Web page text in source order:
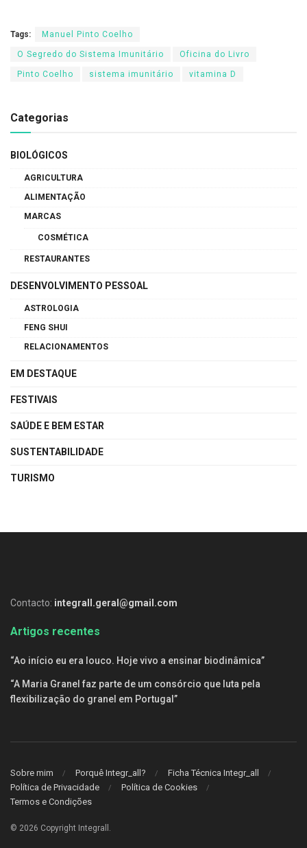
Tags: Manuel Pinto Coelho
O Segredo do Sistema Imunitário Oficina do Livro
Pinto Coelho sistema imunitário vitamina D
Categorias
BIOLÓGICOS
AGRICULTURA
ALIMENTAÇÃO
MARCAS
COSMÉTICA
RESTAURANTES
DESENVOLVIMENTO PESSOAL
ASTROLOGIA
FENG SHUI
RELACIONAMENTOS
EM DESTAQUE
FESTIVAIS
SAÚDE E BEM ESTAR
SUSTENTABILIDADE
TURISMO
Contacto: integrall.geral@gmail.com
Artigos recentes
“Ao início eu era louco. Hoje vivo a ensinar biodinâmica”
“A Maria Granel faz parte de um consórcio que luta pela
flexibilização do granel em Portugal”
Sobre mim Porquê Integr_all?
Ficha Técnica Integr_all
Política de Privacidade
Política de Cookies
Termos e Condições
© 2026 Copyright Integrall .